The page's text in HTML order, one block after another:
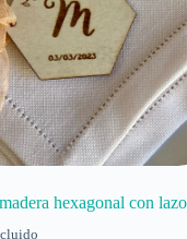
hexagonal con lazo